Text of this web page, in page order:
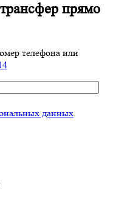
прямо
телефона или
данных.